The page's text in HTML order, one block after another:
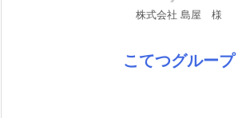
株式会社 島屋 様
こてつグループ